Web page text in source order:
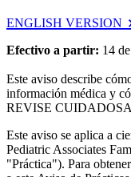
ENGLISH VERSION
Efectivo a partir: 14
Este aviso describe
información médica y
REVISE
Este aviso se aplica a
Pediatric Associates
"Práctica"). Para